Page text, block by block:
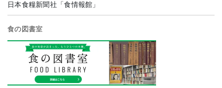
日本食糧新聞社「食情報館」
食の図書室